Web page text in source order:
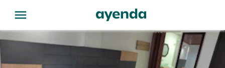
menu